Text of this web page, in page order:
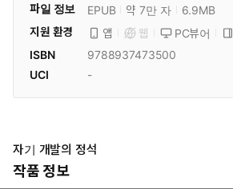
파일 정보
EPUB 약 7만 자
6.9MB
지원 환경
앱 웹 PC뷰어
ISBN
9788937473500
UCI
-
자기 개발의 정석
작품 정보